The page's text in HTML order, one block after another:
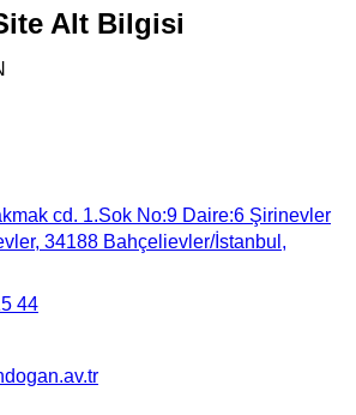
Alt Bilgisi
cd. 1.Sok No:9 Daire:6 Şirinevler
34188 Bahçelievler/İstanbul,
44